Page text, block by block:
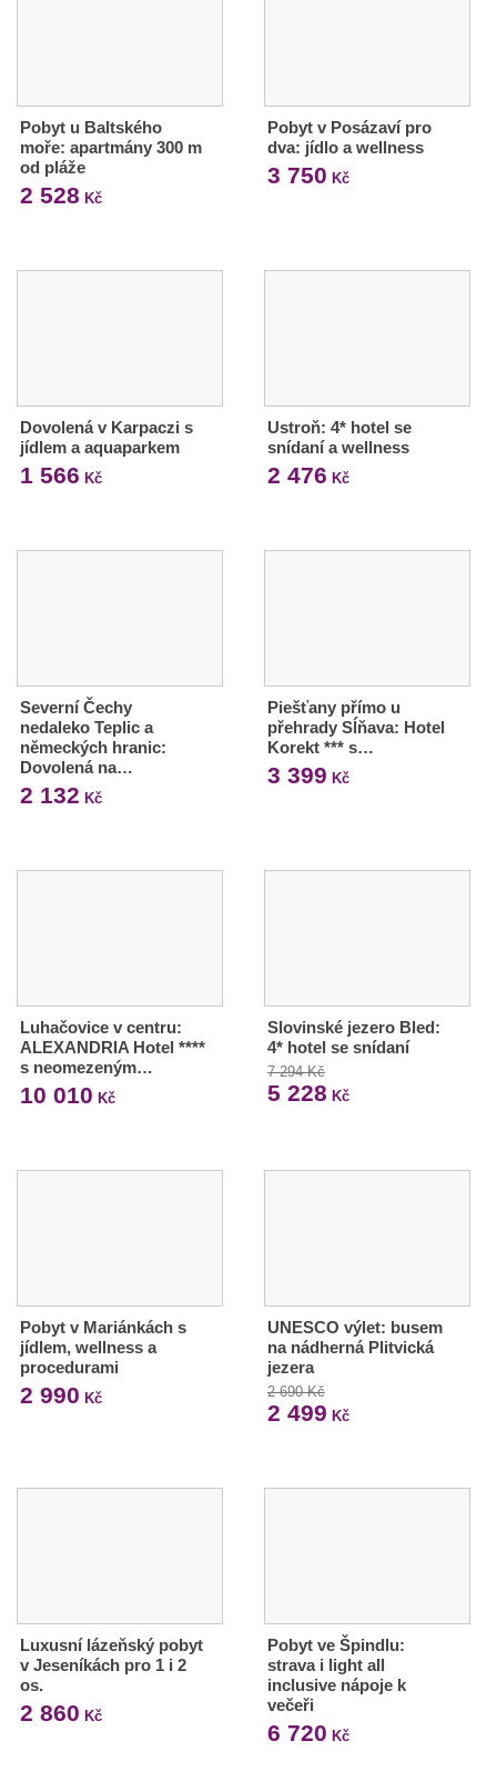
Pobyt u Baltského
moře: apartmány 300 m
od pláže
2 528 Kč
Pobyt v Posázaví pro
dva: jídlo a wellness
3 750 Kč
Dovolená v Karpaczi s
jídlem a aquaparkem
1 566 Kč
Ustroň: 4* hotel se
snídaní a wellness
2 476 Kč
Severní Čechy
nedaleko Teplic a
německých hranic:
Dovolená na…
2 132 Kč
Piešťany přímo u
přehrady Sĺňava: Hotel
Korekt *** s…
3 399 Kč
Luhačovice v centru:
ALEXANDRIA Hotel ****
s neomezeným…
10 010 Kč
Slovinské jezero Bled:
4* hotel se snídaní
7 294 Kč
5 228 Kč
Pobyt v Mariánkách s
jídlem, wellness a
procedurami
2 990 Kč
UNESCO výlet: busem
na nádherná Plitvická
jezera
2 690 Kč
2 499 Kč
Luxusní lázeňský pobyt
v Jeseníkách pro 1 i 2
os.
2 860 Kč
Pobyt ve Špindlu:
strava i light all
inclusive nápoje k
večeři
6 720 Kč